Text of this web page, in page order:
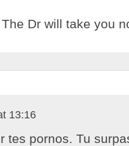
Dr will take you
13:16
tes pornos. Tu